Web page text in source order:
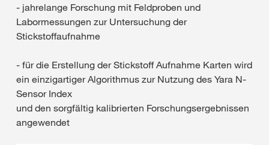
- jahrelange Forschung mit Feldproben und
Labormessungen zur Untersuchung der
Stickstoffaufnahme
- für die Erstellung der Stickstoff Aufnahme Karten wird
ein einzigartiger Algorithmus zur Nutzung des Yara N-
Sensor Index
und den sorgfältig kalibrierten Forschungsergebnissen
angewendet